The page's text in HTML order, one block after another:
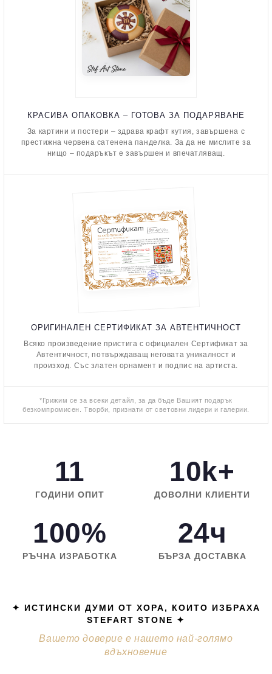
КРАСИВА ОПАКОВКА – ГОТОВА ЗА ПОДАРЯВАНЕ
За картини и постери – здрава крафт кутия, завършена с
престижна червена сатенена панделка. За да не мислите за
нищо – подаръкът е завършен и впечатляващ.
ОРИГИНАЛЕН СЕРТИФИКАТ ЗА АВТЕНТИЧНОСТ
Всяко произведение пристига с официален Сертификат за
Автентичност, потвърждаващ неговата уникалност и
произход. Със златен орнамент и подпис на артиста.
*Грижим се за всеки детайл, за да бъде Вашият подарък
безкомпромисен. Творби, признати от световни лидери и галерии.
11
ГОДИНИ ОПИТ
10k+
ДОВОЛНИ КЛИЕНТИ
100%
РЪЧНА ИЗРАБОТКА
24ч
БЪРЗА ДОСТАВКА
✦ ИСТИНСКИ ДУМИ ОТ ХОРА, КОИТО ИЗБРАХА
STEFART STONE ✦
Вашето доверие е нашето най-голямо
вдъхновение